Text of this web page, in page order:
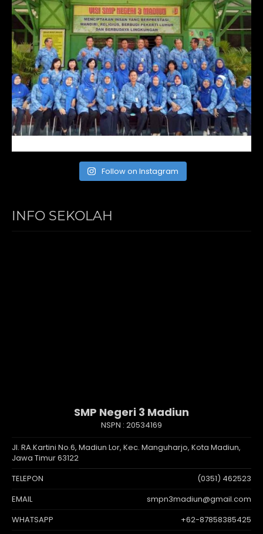
Follow on Instagram
INFO SEKOLAH
SMP Negeri 3 Madiun
NSPN : 20534169
Jl. RA.Kartini No.6, Madiun Lor, Kec. Manguharjo, Kota Madiun,
Jawa Timur 63122
TELEPON
(0351) 462523
EMAIL
smpn3madiun@gmail.com
WHATSAPP
+62-87858385425